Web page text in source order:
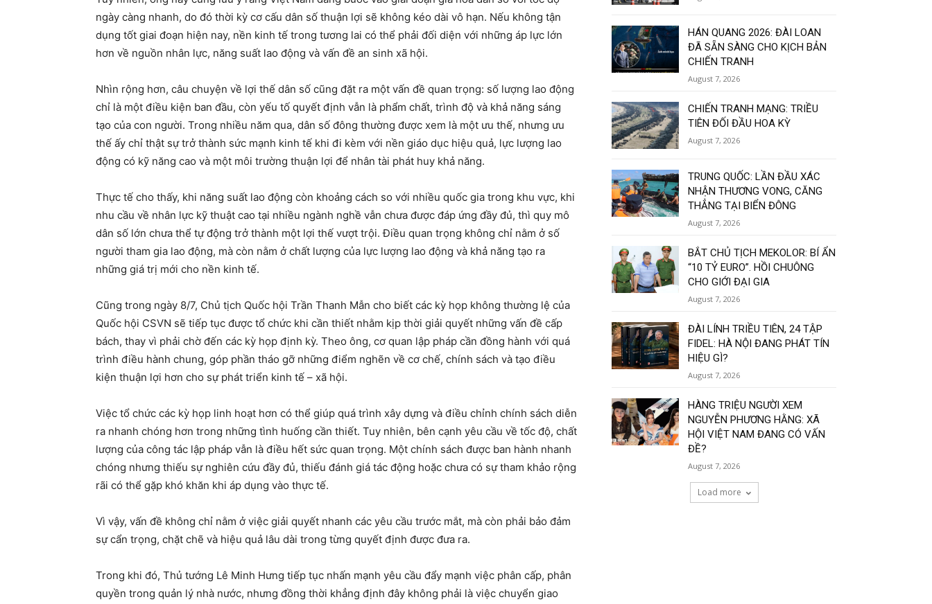
ngày càng nhanh, do đó thời kỳ cơ cấu dân số thuận lợi sẽ không kéo dài vô hạn. Nếu không tận
dụng tốt giai đoạn hiện nay, nền kinh tế trong tương lai có thể phải đối diện với những áp lực lớn
hơn về nguồn nhân lực, năng suất lao động và vấn đề an sinh xã hội.
Nhìn rộng hơn, câu chuyện về lợi thế dân số cũng đặt ra một vấn đề quan trọng: số lượng lao động
chỉ là một điều kiện ban đầu, còn yếu tố quyết định vẫn là phẩm chất, trình độ và khả năng sáng
tạo của con người. Trong nhiều năm qua, dân số đông thường được xem là một ưu thế, nhưng ưu
thế ấy chỉ thật sự trở thành sức mạnh kinh tế khi đi kèm với nền giáo dục hiệu quả, lực lượng lao
động có kỹ năng cao và một môi trường thuận lợi để nhân tài phát huy khả năng.
Thực tế cho thấy, khi năng suất lao động còn khoảng cách so với nhiều quốc gia trong khu vực, khi
nhu cầu về nhân lực kỹ thuật cao tại nhiều ngành nghề vẫn chưa được đáp ứng đầy đủ, thì quy mô
dân số lớn chưa thể tự động trở thành một lợi thế vượt trội. Điều quan trọng không chỉ nằm ở số
người tham gia lao động, mà còn nằm ở chất lượng của lực lượng lao động và khả năng tạo ra
những giá trị mới cho nền kinh tế.
Cũng trong ngày 8/7, Chủ tịch Quốc hội Trần Thanh Mẫn cho biết các kỳ họp không thường lệ của
Quốc hội CSVN sẽ tiếp tục được tổ chức khi cần thiết nhằm kịp thời giải quyết những vấn đề cấp
bách, thay vì phải chờ đến các kỳ họp định kỳ. Theo ông, cơ quan lập pháp cần đồng hành với quá
trình điều hành chung, góp phần tháo gỡ những điểm nghẽn về cơ chế, chính sách và tạo điều
kiện thuận lợi hơn cho sự phát triển kinh tế – xã hội.
Việc tổ chức các kỳ họp linh hoạt hơn có thể giúp quá trình xây dựng và điều chỉnh chính sách diễn
ra nhanh chóng hơn trong những tình huống cần thiết. Tuy nhiên, bên cạnh yêu cầu về tốc độ, chất
lượng của công tác lập pháp vẫn là điều hết sức quan trọng. Một chính sách được ban hành nhanh
chóng nhưng thiếu sự nghiên cứu đầy đủ, thiếu đánh giá tác động hoặc chưa có sự tham khảo rộng
rãi có thể gặp khó khăn khi áp dụng vào thực tế.
Vì vậy, vấn đề không chỉ nằm ở việc giải quyết nhanh các yêu cầu trước mắt, mà còn phải bảo đảm
sự cẩn trọng, chặt chẽ và hiệu quả lâu dài trong từng quyết định được đưa ra.
Trong khi đó, Thủ tướng Lê Minh Hưng tiếp tục nhấn mạnh yêu cầu đẩy mạnh việc phân cấp, phân
quyền trong quản lý nhà nước, nhưng đồng thời khẳng định đây không phải là việc chuyển giao
HÁN QUANG 2026: ĐÀI LOAN
ĐÃ SẴN SÀNG CHO KỊCH BẢN
CHIẾN TRANH
August 7, 2026
CHIẾN TRANH MẠNG: TRIỀU
TIÊN ĐỐI ĐẦU HOA KỲ
August 7, 2026
TRUNG QUỐC: LẦN ĐẦU XÁC
NHẬN THƯƠNG VONG, CĂNG
THẲNG TẠI BIỂN ĐÔNG
August 7, 2026
BẮT CHỦ TỊCH MEKOLOR: BÍ ẨN
“10 TỶ EURO”. HỒI CHUÔNG
CHO GIỚI ĐẠI GIA
August 7, 2026
ĐÀI LÍNH TRIỀU TIÊN, 24 TẬP
FIDEL: HÀ NỘI ĐANG PHÁT TÍN
HIỆU GÌ?
August 7, 2026
HÀNG TRIỆU NGƯỜI XEM
NGUYỄN PHƯƠNG HẰNG: XÃ
HỘI VIỆT NAM ĐANG CÓ VẤN
ĐỀ?
August 7, 2026
Load more